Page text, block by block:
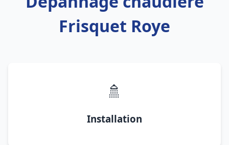
Frisquet Roye
🚿
Installation